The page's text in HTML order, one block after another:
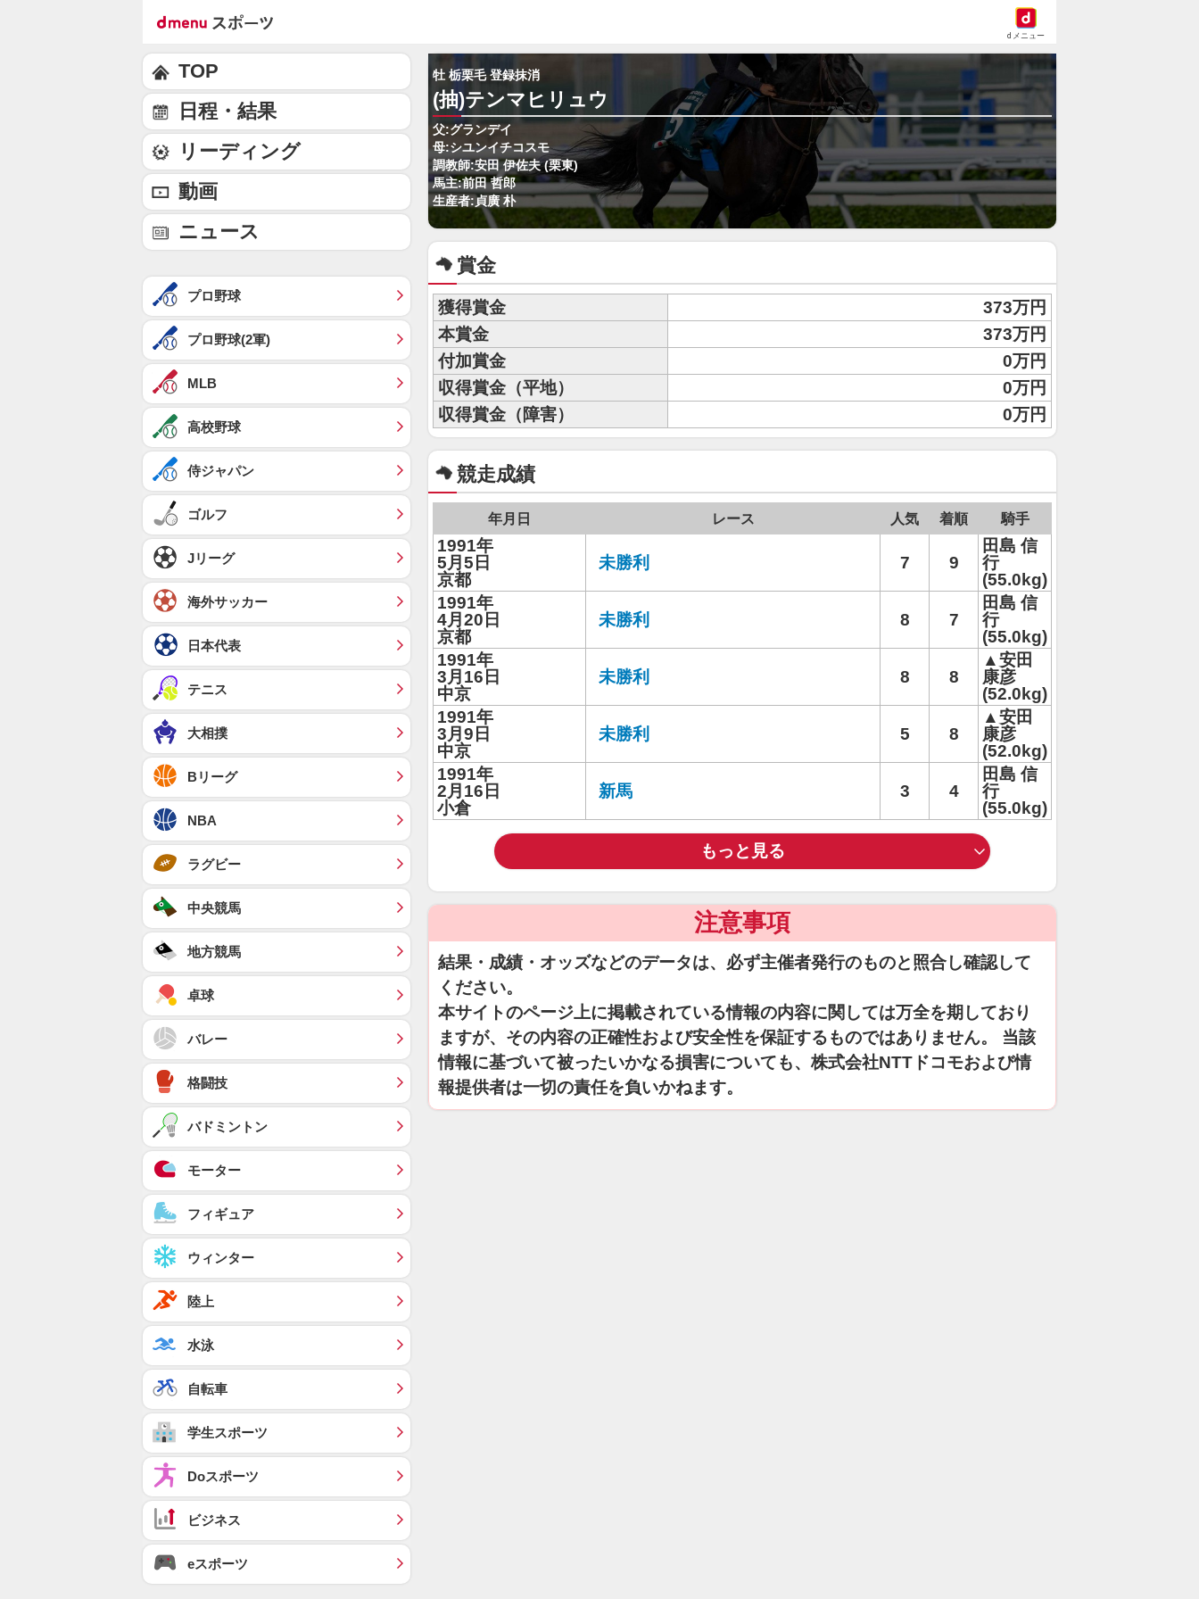
dメニュー
牡 栃栗毛 登録抹消
(抽)テンマヒリュウ
父:グランデイ
母:シユンイチコスモ
調教師:安田 伊佐夫 (栗東)
馬主:前田 哲郎
生産者:貞廣 朴
賞金
獲得賞金
373万円
本賞金
373万円
付加賞金
0万円
収得賞金（平地）
0万円
収得賞金（障害）
0万円
競走成績
年月日 レース 人気 着順 騎手
1991年
5月5日
京都
未勝利 7 9
田島 信
行
(55.0kg)
1991年
4月20日
京都
未勝利 8 7
田島 信
行
(55.0kg)
1991年
3月16日
中京
未勝利 8 8
▲安田
康彦
(52.0kg)
1991年
3月9日
中京
未勝利 5 8
▲安田
康彦
(52.0kg)
1991年
2月16日
小倉
新馬 3 4
田島 信
行
(55.0kg)
もっと見る
注意事項
結果・成績・オッズなどのデータは、必ず主催者発行のものと照合し確認して
ください。
本サイトのページ上に掲載されている情報の内容に関しては万全を期しており
ますが、その内容の正確性および安全性を保証するものではありません。 当該
情報に基づいて被ったいかなる損害についても、株式会社NTTドコモおよび情
報提供者は一切の責任を負いかねます。
TOP
日程・結果
リーディング
動画
ニュース
プロ野球
プロ野球(2軍)
MLB
高校野球
侍ジャパン
ゴルフ
Jリーグ
海外サッカー
日本代表
テニス
大相撲
Bリーグ
NBA
ラグビー
中央競馬
地方競馬
卓球
バレー
格闘技
バドミントン
モーター
フィギュア
ウィンター
陸上
水泳
自転車
学生スポーツ
Doスポーツ
ビジネス
eスポーツ